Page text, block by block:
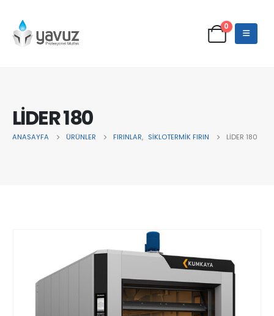
0
LİDER 180
ANASAYFA ÜRÜNLER FIRINLAR, SİKLOTERMİK FIRIN LİDER 180